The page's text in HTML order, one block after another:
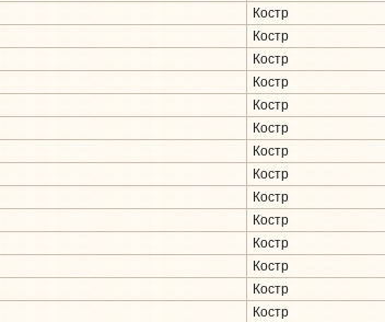
Костр
Костр
Костр
Костр
Костр
Костр
Костр
Костр
Костр
Костр
Костр
Костр
Костр
Костр